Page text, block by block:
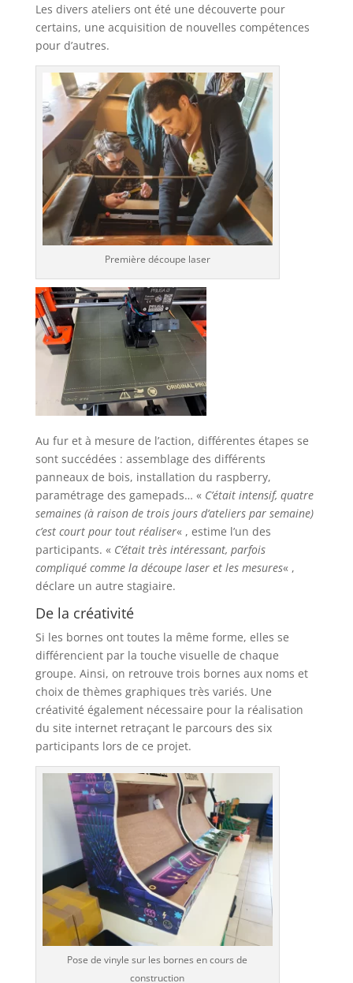
Les divers ateliers ont été une découverte pour
certains, une acquisition de nouvelles compétences
pour d’autres.
Première découpe laser
Au fur et à mesure de l’action, différentes étapes se
sont succédées : assemblage des différents
panneaux de bois, installation du raspberry,
paramétrage des gamepads… « C’était intensif, quatre
semaines (à raison de trois jours d’ateliers par semaine)
c’est court pour tout réaliser« , estime l’un des
participants. « C’était très intéressant, parfois
compliqué comme la découpe laser et les mesures« ,
déclare un autre stagiaire.
De la créativité
Si les bornes ont toutes la même forme, elles se
différencient par la touche visuelle de chaque
groupe. Ainsi, on retrouve trois bornes aux noms et
choix de thèmes graphiques très variés. Une
créativité également nécessaire pour la réalisation
du site internet retraçant le parcours des six
participants lors de ce projet.
Pose de vinyle sur les bornes en cours de
construction